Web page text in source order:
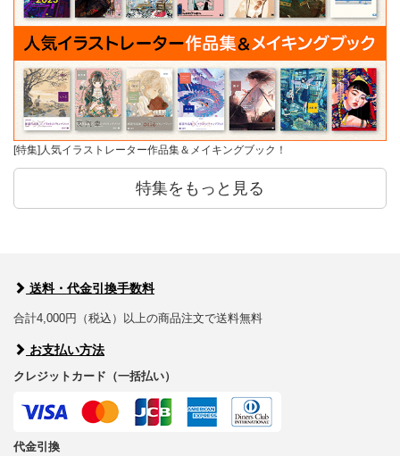
[特集]人気イラストレーター作品集＆メイキングブック！
特集をもっと見る
送料・代金引換手数料
合計4,000円（税込）以上の商品注文で送料無料
お支払い方法
クレジットカード（一括払い）
代金引換